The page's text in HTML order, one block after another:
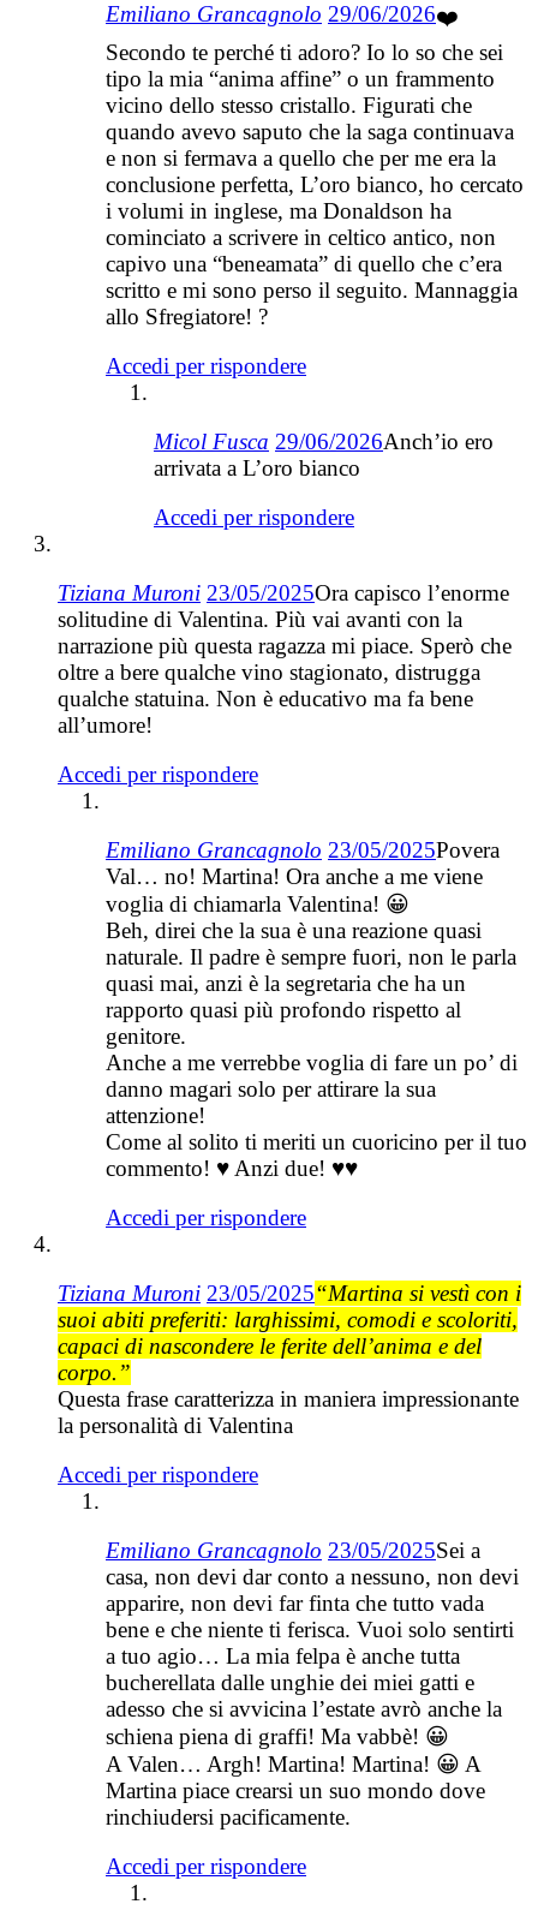
Emiliano Grancagnolo 29/06/2026❤️
Secondo te perché ti adoro? Io lo so che sei
tipo la mia “anima affine” o un frammento
vicino dello stesso cristallo. Figurati che
quando avevo saputo che la saga continuava
e non si fermava a quello che per me era la
conclusione perfetta, L’oro bianco, ho cercato
i volumi in inglese, ma Donaldson ha
cominciato a scrivere in celtico antico, non
capivo una “beneamata” di quello che c’era
scritto e mi sono perso il seguito. Mannaggia
allo Sfregiatore! ?
Accedi per rispondere
Micol Fusca 29/06/2026Anch’io ero
arrivata a L’oro bianco
Accedi per rispondere
Tiziana Muroni 23/05/2025Ora capisco l’enorme
solitudine di Valentina. Più vai avanti con la
narrazione più questa ragazza mi piace. Sperò che
oltre a bere qualche vino stagionato, distrugga
qualche statuina. Non è educativo ma fa bene
all’umore!
Accedi per rispondere
Emiliano Grancagnolo 23/05/2025Povera
Val… no! Martina! Ora anche a me viene
voglia di chiamarla Valentina! 😀
Beh, direi che la sua è una reazione quasi
naturale. Il padre è sempre fuori, non le parla
quasi mai, anzi è la segretaria che ha un
rapporto quasi più profondo rispetto al
genitore.
Anche a me verrebbe voglia di fare un po’ di
danno magari solo per attirare la sua
attenzione!
Come al solito ti meriti un cuoricino per il tuo
commento! ♥ Anzi due! ♥♥
Accedi per rispondere
Tiziana Muroni 23/05/2025“Martina si vestì con i
suoi abiti preferiti: larghissimi, comodi e scoloriti,
capaci di nascondere le ferite dell’anima e del
corpo.”
Questa frase caratterizza in maniera impressionante
la personalità di Valentina
Accedi per rispondere
Emiliano Grancagnolo 23/05/2025Sei a
casa, non devi dar conto a nessuno, non devi
apparire, non devi far finta che tutto vada
bene e che niente ti ferisca. Vuoi solo sentirti
a tuo agio… La mia felpa è anche tutta
bucherellata dalle unghie dei miei gatti e
adesso che si avvicina l’estate avrò anche la
schiena piena di graffi! Ma vabbè! 😀
A Valen… Argh! Martina! Martina! 😀 A
Martina piace crearsi un suo mondo dove
rinchiudersi pacificamente.
Accedi per rispondere